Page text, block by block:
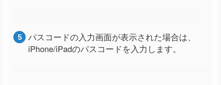
パスコードの入力画面が表示された場合は、
iPhone/iPadのパスコードを入力します。